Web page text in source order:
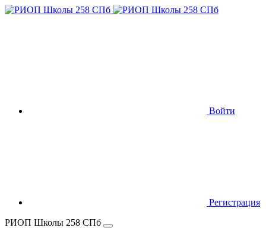
Войти
Регистрация
РИОП Школы 258 СПб